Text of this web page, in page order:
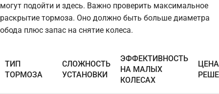
могут подойти и здесь. Важно проверить максимальное
раскрытие тормоза. Оно должно быть больше диаметра
обода плюс запас на снятие колеса.
ТИП
ТОРМОЗА
СЛОЖНОСТЬ
УСТАНОВКИ
ЭФФЕКТИВНОСТЬ
НА МАЛЫХ
КОЛЕСАХ
ЦЕНА